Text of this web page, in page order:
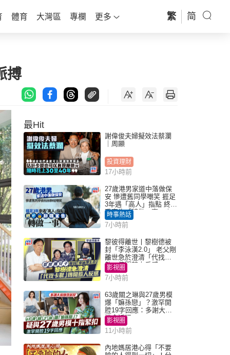
體育 大灣區 專欄 更多 繁 简
搏
最Hit
謝偉俊夫婦擬效法蔡瀾
｜周顯
投資理財
17小時前
27歲港男家道中落做保
安 慘遭舊同學嘲笑 捱足
3年遇「高人」指點 終辭
職宣告「轉做一事」｜
Juicy叮
時事熱話
7小時前
黎彼得離世丨黎樹德被
封「李泳漢2.0」 老父剛
離世急於澄清「代找卡
數」傳聞惹人反感
影視圈
7小時前
63歲關之琳與27歲男模
爆「嫲孫戀」？激罕開
腔19字回應：多謝大家
掛念近況
影視圈
11小時前
內地媽居港心得「不要